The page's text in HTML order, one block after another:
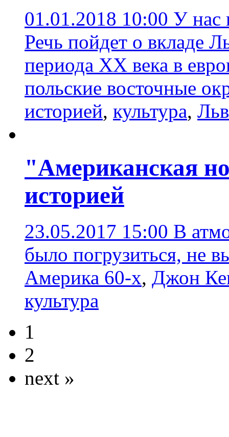
01.01.2018 10:00 У нас
Речь пойдет о вкладе
периода ХХ века в
польские восточные
историей, культура,
"Американская
историей
23.05.2017 15:00 В
было погрузиться, не
Америка 60-х, Джон
культура
1
2
next »